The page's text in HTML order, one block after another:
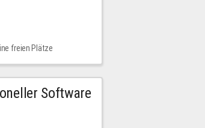
freien Plätze
Software